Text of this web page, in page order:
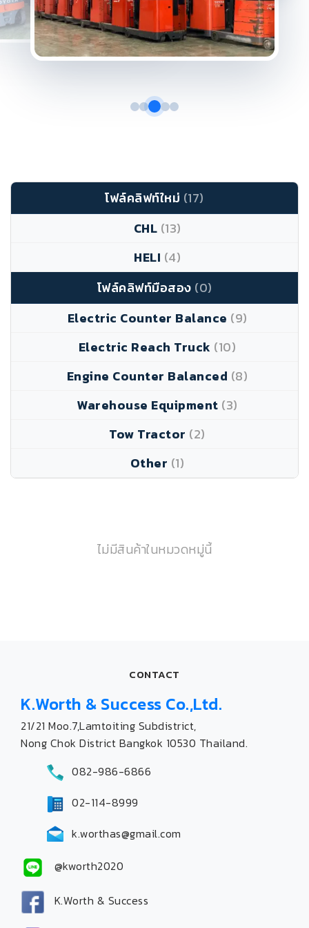
โฟล์คลิฟท์ใหม่ (17)
CHL (13)
HELI (4)
โฟล์คลิฟท์มือสอง (0)
Electric Counter Balance (9)
Electric Reach Truck (10)
Engine Counter Balanced (8)
Warehouse Equipment (3)
Tow Tractor (2)
Other (1)
ไม่มีสินค้าในหมวดหมู่นี้
CONTACT
K.Worth & Success Co.,Ltd.
21/21 Moo.7,Lamtoiting Subdistrict,
Nong Chok District Bangkok 10530 Thailand.
082-986-6866
02-114-8999
k.worthas@gmail.com
@kworth2020
K.Worth & Success